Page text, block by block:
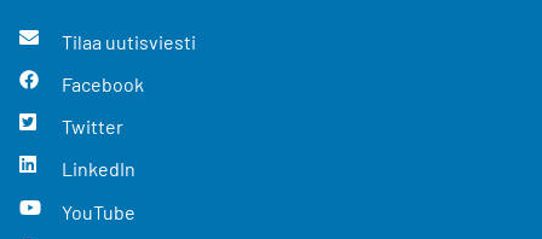
Tilaa uutisviesti
Facebook
Twitter
LinkedIn
YouTube